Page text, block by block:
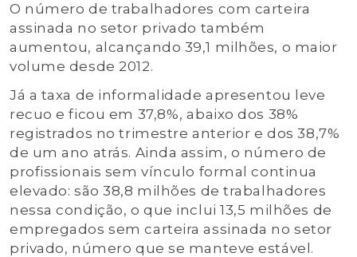
O número de trabalhadores com carteira
assinada no setor privado também
aumentou, alcançando 39,1 milhões, o maior
volume desde 2012.
Já a taxa de informalidade apresentou leve
recuo e ficou em 37,8%, abaixo dos 38%
registrados no trimestre anterior e dos 38,7%
de um ano atrás. Ainda assim, o número de
profissionais sem vínculo formal continua
elevado: são 38,8 milhões de trabalhadores
nessa condição, o que inclui 13,5 milhões de
empregados sem carteira assinada no setor
privado, número que se manteve estável.